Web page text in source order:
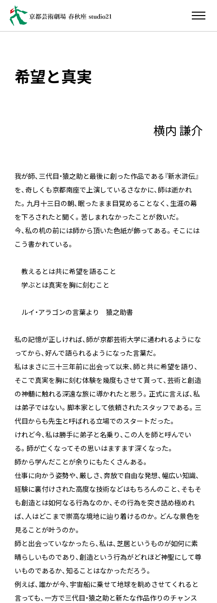
希望と真実
横内 謙介
我が師、三代目・猿之助と最後に創った作品である『新水滸伝』
を、奇しくも京都南座で上演しているさなかに、師は逝かれ
た。九月十三日の朝、眠ったまま目覚めることなく、生涯の幕
を下ろされたと聞く。苦しまれなかったことが救いだ。
今、私の机の前には師から頂いた色紙が飾ってある。そこには
こう書かれている。
教えるとは共に希望を語ること
学ぶとは真実を胸に刻むこと
ルイ・アラゴンの言葉より 猿之助書
私の記憶が正しければ、師が京都芸術大学に通われるようにな
ってから、好んで語られるようになった言葉だ。
私はまさに三十三年前に出会って以来、師と共に希望を語り、
そこで真実を胸に刻む体験を幾度もさせて貰って、芸術と創造
の神髄に触れる深遠な旅に導かれたと思う。正式に言えば、私
は弟子ではない。脚本家として依頼されたスタッフである。三
代目からも先生と呼ばれる立場でのスタートだった。
けれど今、私は勝手に弟子と名乗り、この人を師と呼んでい
る。師が亡くなってその思いはますます深くなった。
師から学んだことが余りにもたくさんある。
仕事に向かう姿勢や、厳しさ、奔放で自由な発想、幅広い知識、
経験に裏付けされた高度な技術などはもちろんのこと、そもそ
も創造とは如何なる行為なのか、その行為を突き詰め極めれ
ば、人はどこまで崇高な境地に辿り着けるのか。どんな景色を
見ることが叶うのか。
師と出会っていなかったら、私は、芝居というものが如何に素
晴らしいものであり、創造という行為がどれほど神聖にして尊
いものであるか、知ることはなかっただろう。
例えば、誰かが今、宇宙船に乗せて地球を眺めさせてくれると
言っても、一方で三代目・猿之助と新たな作品作りのチャンス